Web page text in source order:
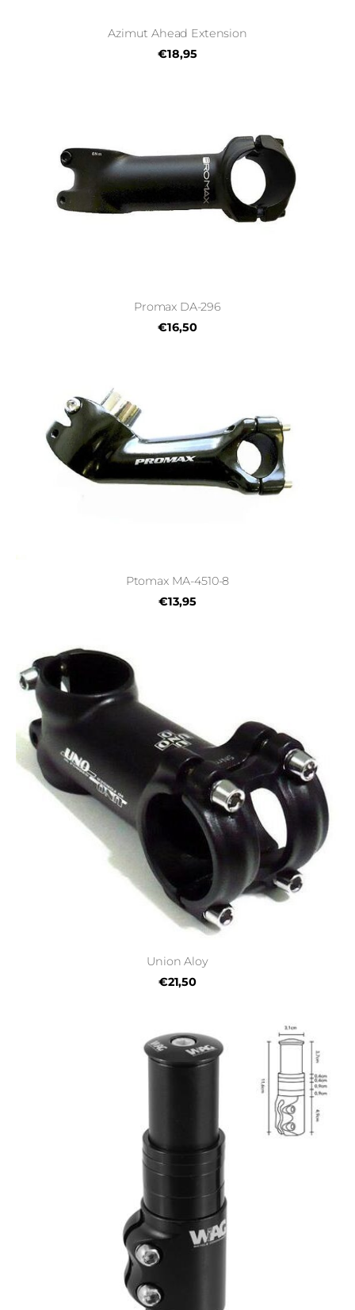
Azimut Ahead Extension
€18,95
Promax DA-296
€16,50
Ptomax MA-4510-8
€13,95
Union Aloy
€21,50